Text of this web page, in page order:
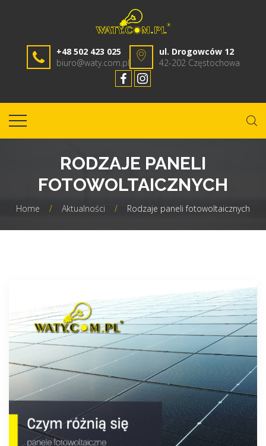
+48 502 423 025
biuro@waty.com.pl
ul. Drogowców 12
42-202 Częstochowa
RODZAJE PANELI
FOTOWOLTAICZNYCH
Home / Aktualności / Rodzaje paneli fotowoltaicznych